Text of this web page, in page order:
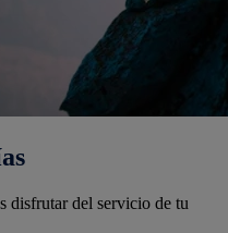
disfrutar del servicio de tu